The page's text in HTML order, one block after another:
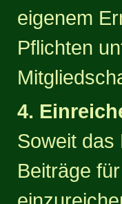
eigenem
Pflichten
4.
Soweit das
Beiträge